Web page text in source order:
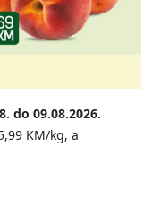
do 09.08.2026.
KM/kg, a